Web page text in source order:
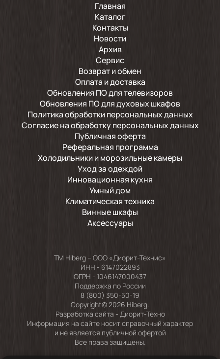
Главная
Каталог
Контакты
Новости
Архив
Сервис
Возврат и обмен
Оплата и доставка
Обновления ПО для телевизоров
Обновления ПО для духовых шкафов
Политика обработки персональных данных
Согласие на обработку персональных данных
Публичная оферта
Реферальная программа
Холодильники и морозильные камеры
Уход за одеждой
Инновационная кухня
Умный дом
Климатическая техника
Винные шкафы
Аксессуары
TM Hiberg – ООО «Диорит-Технис»
ИНН - 6147022893
ОГРН - 1046147000437
Поддержка по России
8 (800) 350-50-19
Copyright© 2026 Hiberg.
Разработка сайта - Диорит-Техно
Информация на сайте носит справочный характер
и не является публичной офертой
Все права защищены.